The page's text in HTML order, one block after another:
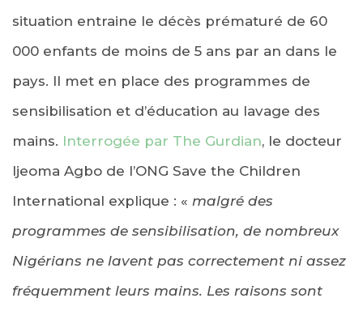
situation entraine le décès prématuré de 60
000 enfants de moins de 5 ans par an dans le
pays. Il met en place des programmes de
sensibilisation et d’éducation au lavage des
mains. Interrogée par The Gurdian, le docteur
Ijeoma Agbo de l’ONG Save the Children
International explique : « malgré des
programmes de sensibilisation, de nombreux
Nigérians ne lavent pas correctement ni assez
fréquemment leurs mains. Les raisons sont